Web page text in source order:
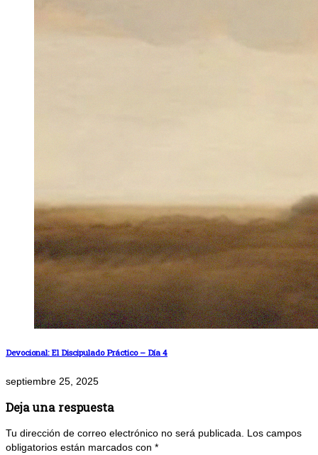
Devocional: El Discipulado Práctico – Día 4
septiembre 25, 2025
Deja una respuesta
Tu dirección de correo electrónico no será publicada. Los campos
obligatorios están marcados con *